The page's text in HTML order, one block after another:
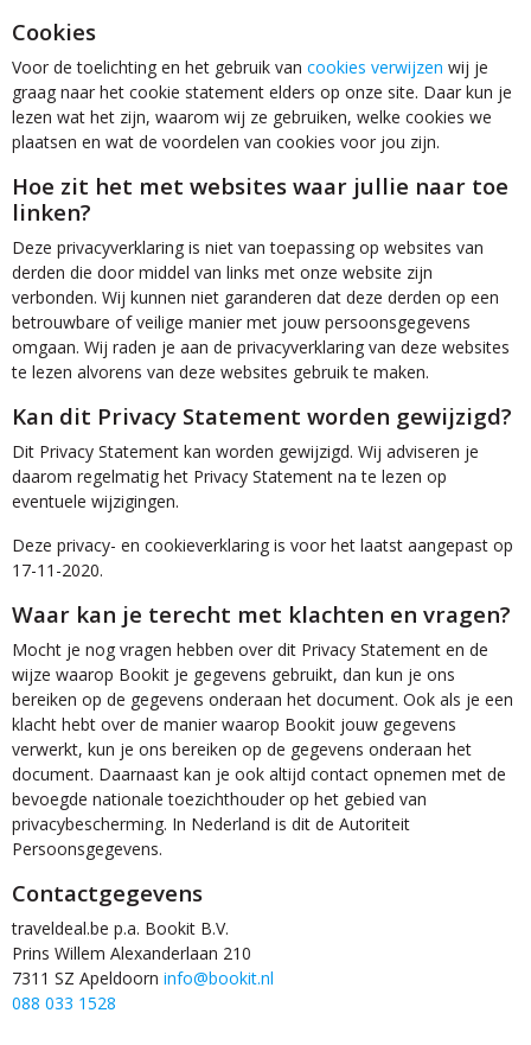
Cookies
Voor de toelichting en het gebruik van cookies verwijzen wij je
graag naar het cookie statement elders op onze site. Daar kun je
lezen wat het zijn, waarom wij ze gebruiken, welke cookies we
plaatsen en wat de voordelen van cookies voor jou zijn.
Hoe zit het met websites waar jullie naar toe
linken?
Deze privacyverklaring is niet van toepassing op websites van
derden die door middel van links met onze website zijn
verbonden. Wij kunnen niet garanderen dat deze derden op een
betrouwbare of veilige manier met jouw persoonsgegevens
omgaan. Wij raden je aan de privacyverklaring van deze websites
te lezen alvorens van deze websites gebruik te maken.
Kan dit Privacy Statement worden gewijzigd?
Dit Privacy Statement kan worden gewijzigd. Wij adviseren je
daarom regelmatig het Privacy Statement na te lezen op
eventuele wijzigingen.
Deze privacy- en cookieverklaring is voor het laatst aangepast op
17-11-2020.
Waar kan je terecht met klachten en vragen?
Mocht je nog vragen hebben over dit Privacy Statement en de
wijze waarop Bookit je gegevens gebruikt, dan kun je ons
bereiken op de gegevens onderaan het document. Ook als je een
klacht hebt over de manier waarop Bookit jouw gegevens
verwerkt, kun je ons bereiken op de gegevens onderaan het
document. Daarnaast kan je ook altijd contact opnemen met de
bevoegde nationale toezichthouder op het gebied van
privacybescherming. In Nederland is dit de Autoriteit
Persoonsgegevens.
Contactgegevens
traveldeal.be p.a. Bookit B.V.
Prins Willem Alexanderlaan 210
7311 SZ Apeldoorn info@bookit.nl
088 033 1528